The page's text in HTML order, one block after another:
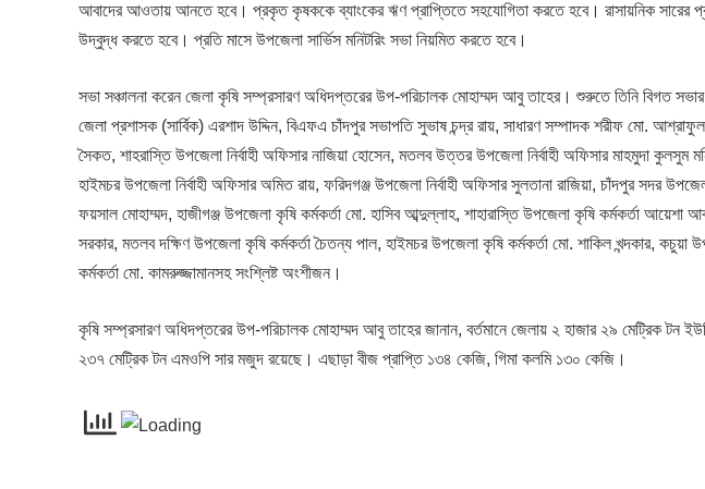
আবাদের আওতায় আনতে হবে। প্রকৃত কৃষককে ব্যাংকের ঋণ প্রাপ্তিতে সহযোগিতা করতে হবে। রাসায়নিক সারের
উদ্বুদ্ধ করতে হবে। প্রতি মাসে উপজেলা সার্ভিস মনিটরিং সভা নিয়মিত করতে হবে।
সভা সঞ্চালনা করেন জেলা কৃষি সম্প্রসারণ অধিদপ্তরের উপ-পরিচালক মোহাম্মদ আবু তাহের। শুরুতে তিনি বিগত
জেলা প্রশাসক (সার্বিক) এরশাদ উদ্দিন, বিএফএ চাঁদপুর সভাপতি সুভাষ চন্দ্র রায়, সাধারণ সম্পাদক শরীফ মো.
সৈকত, শাহরাস্তি উপজেলা নির্বাহী অফিসার নাজিয়া হোসেন, মতলব উত্তর উপজেলা নির্বাহী অফিসার মাহমুদা কুলসুম
হাইমচর উপজেলা নির্বাহী অফিসার অমিত রায়, ফরিদগঞ্জ উপজেলা নির্বাহী অফিসার সুলতানা রাজিয়া, চাঁদপুর সদর
ফয়সাল মোহাম্মদ, হাজীগঞ্জ উপজেলা কৃষি কর্মকর্তা মো. হাসিব আব্দুল্লাহ, শাহারাস্তি উপজেলা কৃষি কর্মকর্তা
সরকার, মতলব দক্ষিণ উপজেলা কৃষি কর্মকর্তা চৈতন্য পাল, হাইমচর উপজেলা কৃষি কর্মকর্তা মো. শাকিল খন্দকার, কচুয়া
কর্মকর্তা মো. কামরুজ্জামানসহ সংশ্লিষ্ট অংশীজন।
কৃষি সম্প্রসারণ অধিদপ্তরের উপ-পরিচালক মোহাম্মদ আবু তাহের জানান, বর্তমানে জেলায় ২ হাজার ২৯ মেট্রিক টন
২৩৭ মেট্রিক টন এমওপি সার মজুদ রয়েছে। এছাড়া বীজ প্রাপ্তি ১৩৪ কেজি, গিমা কলমি ১৩০ কেজি।